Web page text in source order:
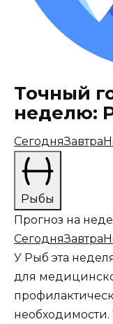
Точный
неделю:
СегодняЗавтра
Рыбы
Прогноз на
СегодняЗавтра
У Рыб эта
для
необходимости.